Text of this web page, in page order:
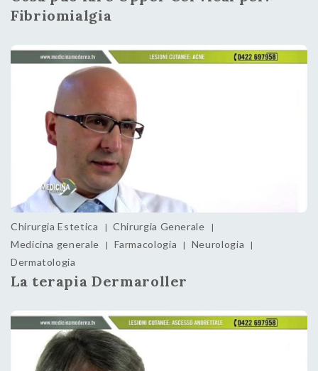
Fibriomialgia
Chirurgia Estetica | Chirurgia Generale |
Medicina generale | Farmacologia | Neurologia |
Dermatologia
La terapia Dermaroller